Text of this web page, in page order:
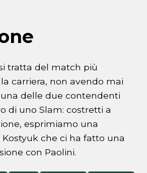
tratta del match più
carriera, non avendo mai
delle due contendenti
di uno Slam: costretti a
esprimiamo una
che ci ha fatto una
con Paolini.